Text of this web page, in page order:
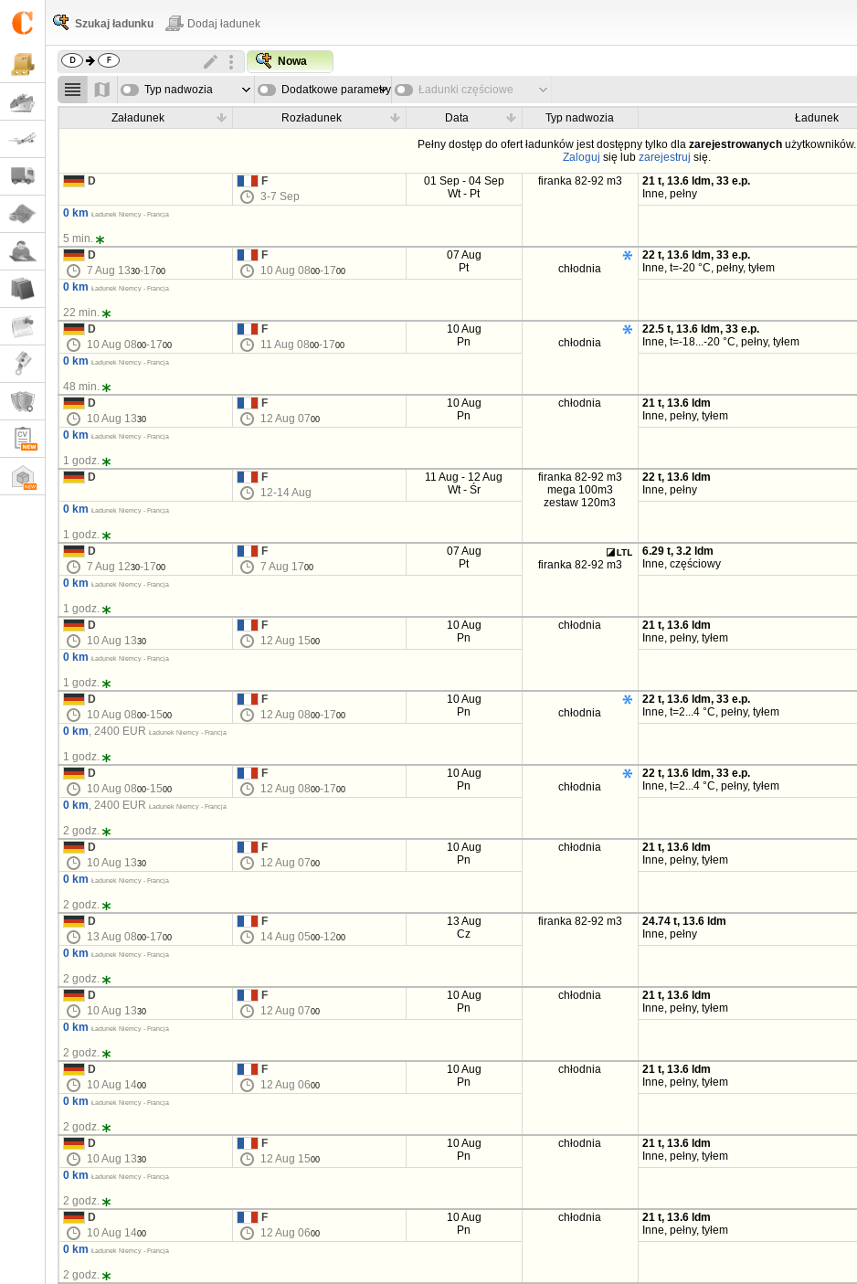
Szukaj ładunku Dodaj ładunek
Nowa
Typ nadwozia Dodatkowe parametry Ładunki częściowe
Załadunek Rozładunek Data Typ nadwozia Ładunek
Pełny dostęp do ofert ładunków jest dostępny tylko dla zarejestrowanychużytkowników.
Zaloguj się lub zarejestruj się.
D
F
3-7 Sep
01 Sep - 04 Sep
Wt - Pt
firanka 82-92 m3
21 t, 13.6 ldm, 33 e.p.
Inne, pełny
0 km Ładunek Niemcy - Francja
5 min.
D
7 Aug 1330-1700
F
10 Aug 0800-1700
07 Aug
Pt
chłodnia
22 t, 13.6 ldm, 33 e.p.
Inne, t=-20 °C, pełny, tyłem
0 km Ładunek Niemcy - Francja
22 min.
D
10 Aug 0800-1700
F
11 Aug 0800-1700
10 Aug
Pn
chłodnia
22.5 t, 13.6 ldm, 33 e.p.
Inne, t=-18...-20 °C, pełny, tyłem
0 km Ładunek Niemcy - Francja
48 min.
D
10 Aug 1330
F
12 Aug 0700
10 Aug
Pn
chłodnia
21 t, 13.6 ldm
Inne, pełny, tyłem
0 km Ładunek Niemcy - Francja
1 godz.
D
F
12-14 Aug
11 Aug - 12 Aug
Wt - Śr
firanka 82-92 m3
mega 100m3
zestaw 120m3
22 t, 13.6 ldm
Inne, pełny
0 km Ładunek Niemcy - Francja
1 godz.
D
7 Aug 1230-1700
F
7 Aug 1700
07 Aug
Pt
firanka 82-92 m3
6.29 t, 3.2 ldm
Inne, częściowy
0 km Ładunek Niemcy - Francja
1 godz.
D
10 Aug 1330
F
12 Aug 1500
10 Aug
Pn
chłodnia
21 t, 13.6 ldm
Inne, pełny, tyłem
0 km Ładunek Niemcy - Francja
1 godz.
D
10 Aug 0800-1500
F
12 Aug 0800-1700
10 Aug
Pn
chłodnia
22 t, 13.6 ldm, 33 e.p.
Inne, t=2...4 °C, pełny, tyłem
0 km, 2400 EUR Ładunek Niemcy - Francja
1 godz.
D
10 Aug 0800-1500
F
12 Aug 0800-1700
10 Aug
Pn
chłodnia
22 t, 13.6 ldm, 33 e.p.
Inne, t=2...4 °C, pełny, tyłem
0 km, 2400 EUR Ładunek Niemcy - Francja
2 godz.
D
10 Aug 1330
F
12 Aug 0700
10 Aug
Pn
chłodnia
21 t, 13.6 ldm
Inne, pełny, tyłem
0 km Ładunek Niemcy - Francja
2 godz.
D
13 Aug 0800-1700
F
14 Aug 0500-1200
13 Aug
Cz
firanka 82-92 m3
24.74 t, 13.6 ldm
Inne, pełny
0 km Ładunek Niemcy - Francja
2 godz.
D
10 Aug 1330
F
12 Aug 0700
10 Aug
Pn
chłodnia
21 t, 13.6 ldm
Inne, pełny, tyłem
0 km Ładunek Niemcy - Francja
2 godz.
D
10 Aug 1400
F
12 Aug 0600
10 Aug
Pn
chłodnia
21 t, 13.6 ldm
Inne, pełny, tyłem
0 km Ładunek Niemcy - Francja
2 godz.
D
10 Aug 1330
F
12 Aug 1500
10 Aug
Pn
chłodnia
21 t, 13.6 ldm
Inne, pełny, tyłem
0 km Ładunek Niemcy - Francja
2 godz.
D
10 Aug 1400
F
12 Aug 0600
10 Aug
Pn
chłodnia
21 t, 13.6 ldm
Inne, pełny, tyłem
0 km Ładunek Niemcy - Francja
2 godz.